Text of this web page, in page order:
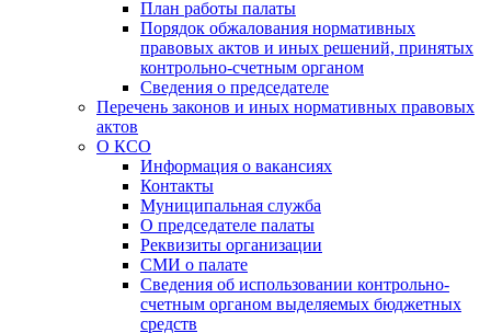
План работы палаты
Порядок обжалования нормативных
правовых актов и иных решений, принятых
контрольно-счетным органом
Сведения о председателе
Перечень законов и иных нормативных правовых
актов
О КСО
Информация о вакансиях
Контакты
Муниципальная служба
О председателе палаты
Реквизиты организации
СМИ о палате
Сведения об использовании контрольно-
счетным органом выделяемых бюджетных
средств